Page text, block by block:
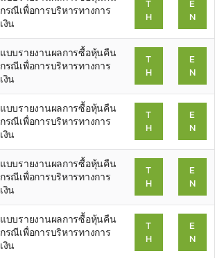
กรณีเพื่อการบริหารทางการ
เงิน
T
H
E
N
แบบรายงานผลการซื้อหุ้นคืน
กรณีเพื่อการบริหารทางการ
เงิน
T
H
E
N
แบบรายงานผลการซื้อหุ้นคืน
กรณีเพื่อการบริหารทางการ
เงิน
T
H
E
N
แบบรายงานผลการซื้อหุ้นคืน
กรณีเพื่อการบริหารทางการ
เงิน
T
H
E
N
แบบรายงานผลการซื้อหุ้นคืน
กรณีเพื่อการบริหารทางการ
เงิน
T
H
E
N